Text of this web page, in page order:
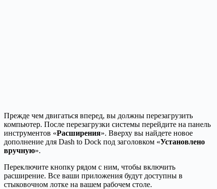
Прежде чем двигаться вперед, вы должны перезагрузить
компьютер. После перезагрузки системы перейдите на панель
инструментов «Расширения». Вверху вы найдете новое
дополнение для Dash to Dock под заголовком «Установлено
вручную».
Переключите кнопку рядом с ним, чтобы включить
расширение. Все ваши приложения будут доступны в
стыковочном лотке на вашем рабочем столе.